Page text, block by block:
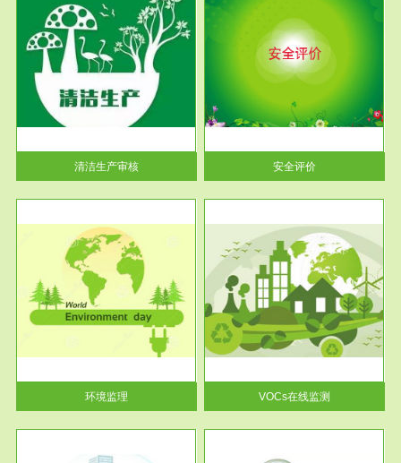
清洁生产审核
服务范围
安全评价
安全评价安全评价目的是查找、
分析和预测工程、系统、生产经
营活...
安全评价
环境监理
服务范围
VOCs在线监测
根据《重点区域大气污染防
治“十二五”规划》有机废气净化
率达...
VOCs在线监测